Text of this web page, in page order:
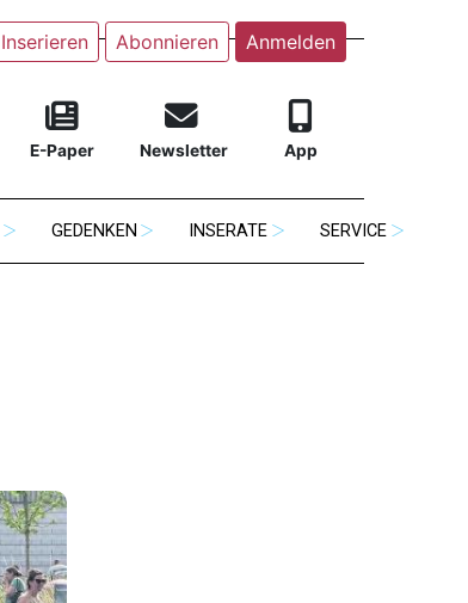
Inserieren Abonnieren Anmelden
E-Paper Newsletter App
GEDENKEN INSERATE SERVICE